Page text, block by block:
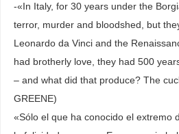
-«In Italy, for 30 years under the
terror, murder and bloodshed, but
Leonardo da Vinci and the
had brotherly love, they had 500
– and what did that produce? The
GREENE)
«Sólo el que ha conocido el extremo